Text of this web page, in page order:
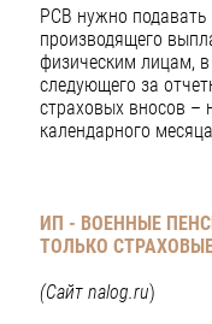
РСВ нужно подавать
производящего
физическим лицам,
следующего за
страховых вносов –
календарного
ИП - ВОЕННЫЕ
ТОЛЬКО
(Сайт nalog.ru)